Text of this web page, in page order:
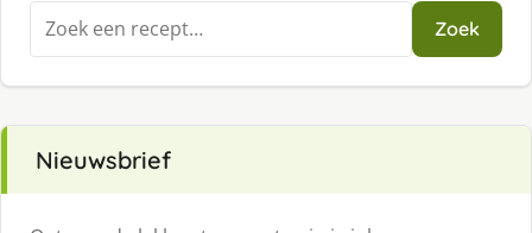
Zoeken
naar:
Zoek
Nieuwsbrief